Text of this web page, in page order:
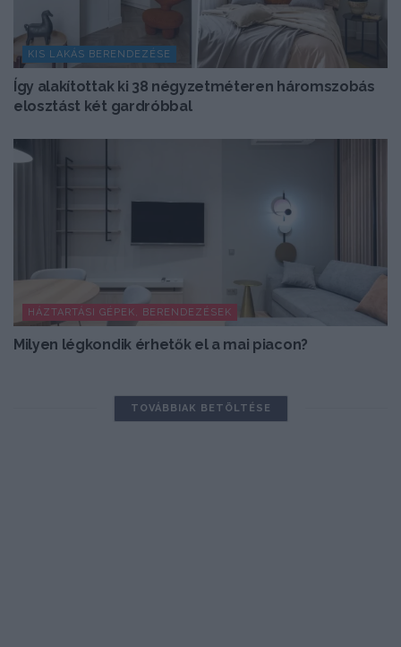
KIS LAKÁS BERENDEZÉSE
Így alakítottak ki 38 négyzetméteren háromszobás
elosztást két gardróbbal
HÁZTARTÁSI GÉPEK, BERENDEZÉSEK
Milyen légkondik érhetők el a mai piacon?
TOVÁBBIAK BETÖLTÉSE